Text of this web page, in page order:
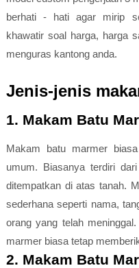
berhati - hati agar mirip
khawatir soal harga, harga
menguras kantong anda.
Jenis-jenis
1. Makam Batu
Makam batu marmer
umum. Biasanya terdiri
ditempatkan di atas tanah.
sederhana seperti nama,
orang yang telah
marmer biasa tetap
2. Makam Batu